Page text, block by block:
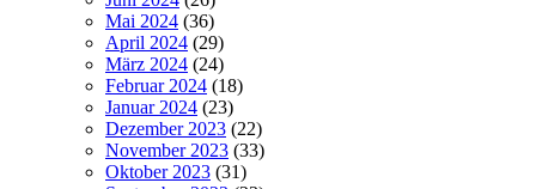
Mai 2024 (36)
April 2024 (29)
März 2024 (24)
Februar 2024 (18)
Januar 2024 (23)
Dezember 2023 (22)
November 2023 (33)
Oktober 2023 (31)